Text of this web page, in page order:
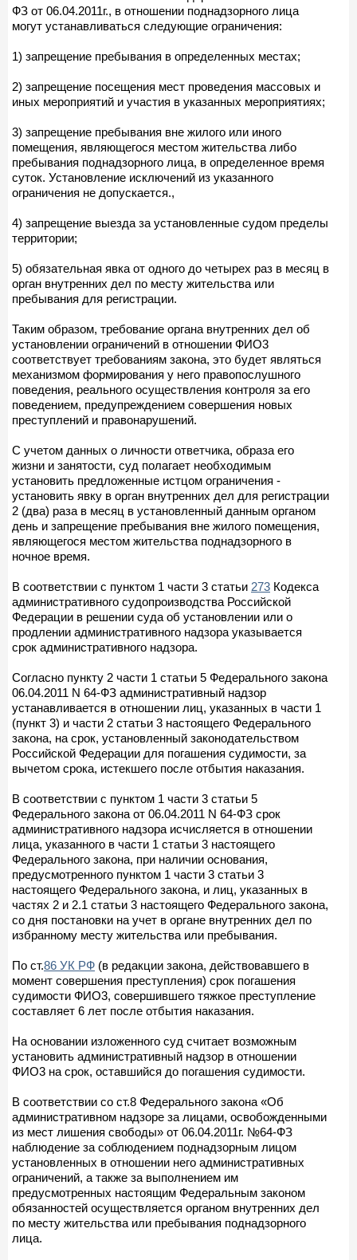
ФЗ от 06.04.2011г., в отношении поднадзорного лица
могут устанавливаться следующие ограничения:
1) запрещение пребывания в определенных местах;
2) запрещение посещения мест проведения массовых и
иных мероприятий и участия в указанных мероприятиях;
3) запрещение пребывания вне жилого или иного
помещения, являющегося местом жительства либо
пребывания поднадзорного лица, в определенное время
суток. Установление исключений из указанного
ограничения не допускается.,
4) запрещение выезда за установленные судом пределы
территории;
5) обязательная явка от одного до четырех раз в месяц в
орган внутренних дел по месту жительства или
пребывания для регистрации.
Таким образом, требование органа внутренних дел об
установлении ограничений в отношении ФИО3
соответствует требованиям закона, это будет являться
механизмом формирования у него правопослушного
поведения, реального осуществления контроля за его
поведением, предупреждением совершения новых
преступлений и правонарушений.
С учетом данных о личности ответчика, образа его
жизни и занятости, суд полагает необходимым
установить предложенные истцом ограничения -
установить явку в орган внутренних дел для регистрации
2 (два) раза в месяц в установленный данным органом
день и запрещение пребывания вне жилого помещения,
являющегося местом жительства поднадзорного в
ночное время.
В соответствии с пунктом 1 части 3 статьи 273 Кодекса
административного судопроизводства Российской
Федерации в решении суда об установлении или о
продлении административного надзора указывается
срок административного надзора.
Согласно пункту 2 части 1 статьи 5 Федерального закона
06.04.2011 N 64-ФЗ административный надзор
устанавливается в отношении лиц, указанных в части 1
(пункт 3) и части 2 статьи 3 настоящего Федерального
закона, на срок, установленный законодательством
Российской Федерации для погашения судимости, за
вычетом срока, истекшего после отбытия наказания.
В соответствии с пунктом 1 части 3 статьи 5
Федерального закона от 06.04.2011 N 64-ФЗ срок
административного надзора исчисляется в отношении
лица, указанного в части 1 статьи 3 настоящего
Федерального закона, при наличии основания,
предусмотренного пунктом 1 части 3 статьи 3
настоящего Федерального закона, и лиц, указанных в
частях 2 и 2.1 статьи 3 настоящего Федерального закона,
со дня постановки на учет в органе внутренних дел по
избранному месту жительства или пребывания.
По ст.86 УК РФ (в редакции закона, действовавшего в
момент совершения преступления) срок погашения
судимости ФИО3, совершившего тяжкое преступление
составляет 6 лет после отбытия наказания.
На основании изложенного суд считает возможным
установить административный надзор в отношении
ФИО3 на срок, оставшийся до погашения судимости.
В соответствии со ст.8 Федерального закона «Об
административном надзоре за лицами, освобожденными
из мест лишения свободы» от 06.04.2011г. №64-ФЗ
наблюдение за соблюдением поднадзорным лицом
установленных в отношении него административных
ограничений, а также за выполнением им
предусмотренных настоящим Федеральным законом
обязанностей осуществляется органом внутренних дел
по месту жительства или пребывания поднадзорного
лица.